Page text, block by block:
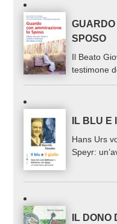
SPOSO
Il Beato
testimone
IL BLU E
Hans Urs
Speyr:
IL DONO